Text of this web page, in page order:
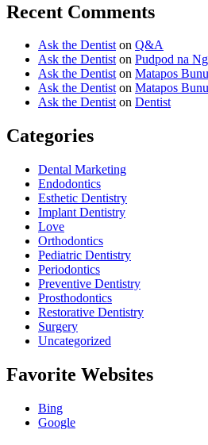
Recent Comments
Ask the Dentiston Q&A
Ask the Dentiston Pudpod na
Ask the Dentiston Matapos
Ask the Dentiston Matapos
Ask the Dentiston Dentist
Categories
Dental Marketing
Endodontics
Esthetic Dentistry
Implant Dentistry
Love
Orthodontics
Pediatric Dentistry
Periodontics
Preventive Dentistry
Prosthodontics
Restorative Dentistry
Surgery
Uncategorized
Favorite Websites
Bing
Google